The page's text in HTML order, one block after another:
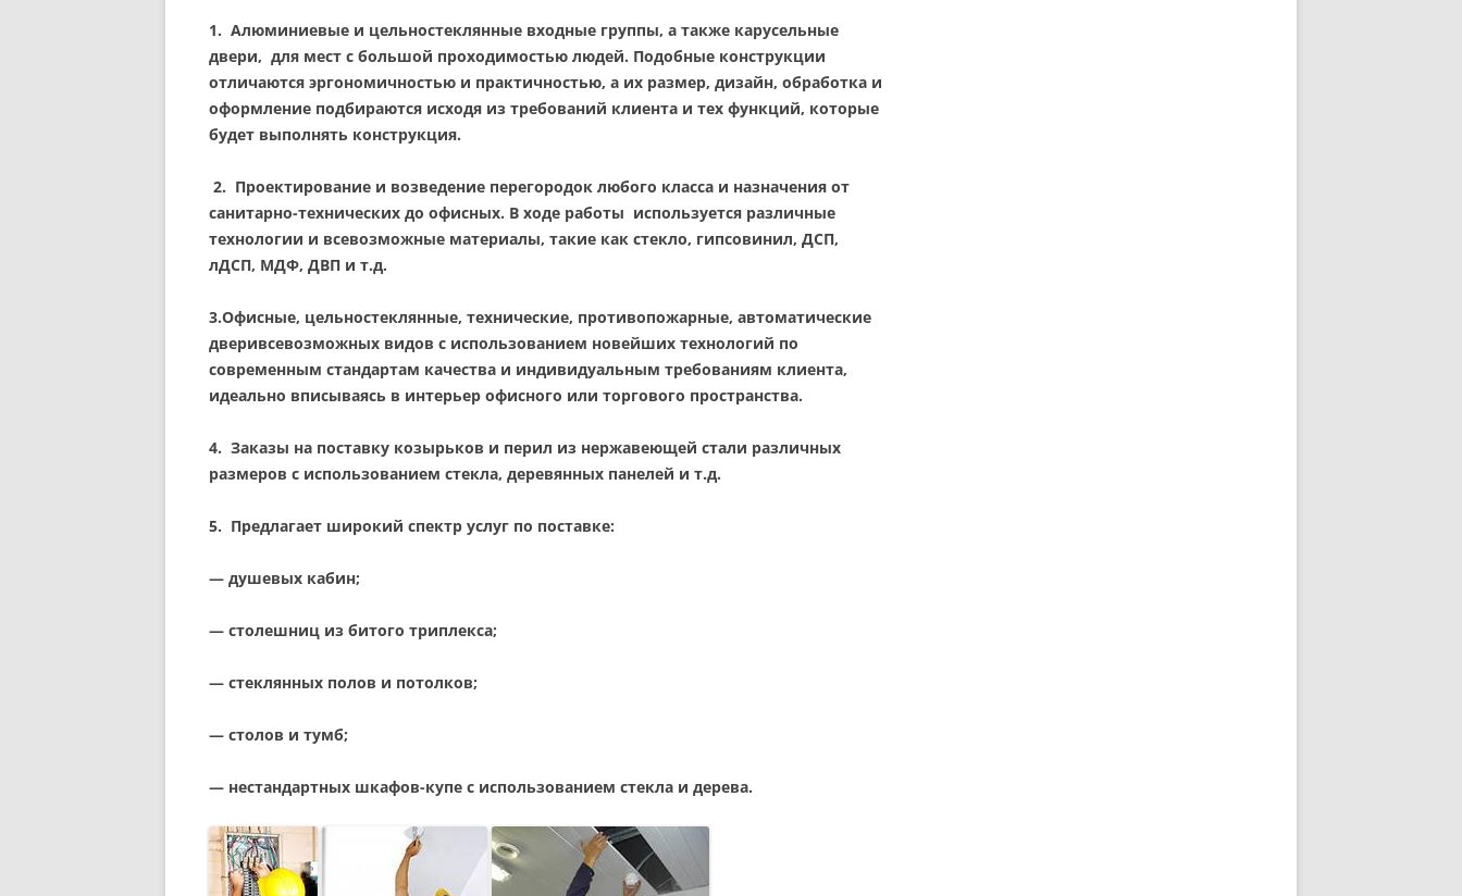
1. Алюминиевые и цельностеклянные входные группы, а также карусельные
двери, для мест с большой проходимостью людей. Подобные конструкции
отличаются эргономичностью и практичностью, а их размер, дизайн, обработка и
оформление подбираются исходя из требований клиента и тех функций, которые
будет выполнять конструкция.
2. Проектирование и возведение перегородок любого класса и назначения от
санитарно-технических до офисных. В ходе работы используется различные
технологии и всевозможные материалы, такие как стекло, гипсовинил, ДСП,
лДСП, МДФ, ДВП и т.д.
3.Офисные, цельностеклянные, технические, противопожарные, автоматические
дверивсевозможных видов с использованием новейших технологий по
современным стандартам качества и индивидуальным требованиям клиента,
идеально вписываясь в интерьер офисного или торгового пространства.
4. Заказы на поставку козырьков и перил из нержавеющей стали различных
размеров с использованием стекла, деревянных панелей и т.д.
5. Предлагает широкий спектр услуг по поставке:
— душевых кабин;
— столешниц из битого триплекса;
— стеклянных полов и потолков;
— столов и тумб;
— нестандартных шкафов-купе с использованием стекла и дерева.